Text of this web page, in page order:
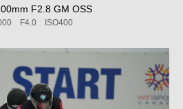
F2.8 GM OSS
F4.0 ISO400